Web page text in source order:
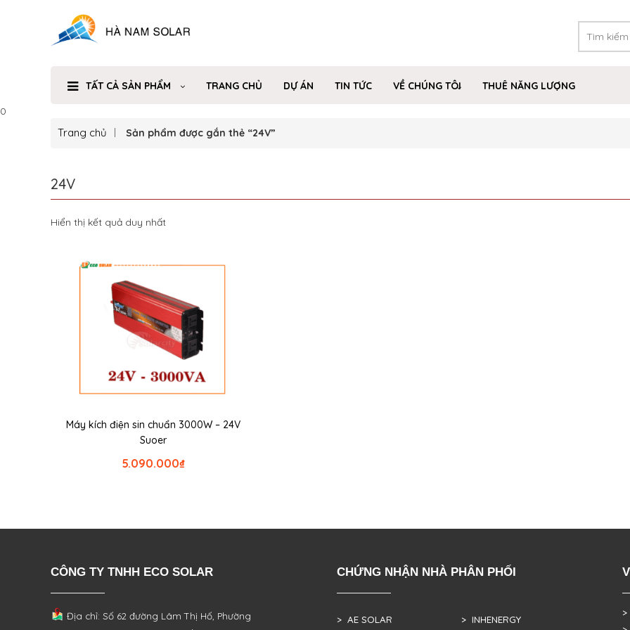
TẤT CẢ SẢN PHẨM TRANG CHỦ DỰ ÁN TIN TỨC VỀ CHÚNG TÔI
THUÊ NĂNG LƯỢNG
0
Trang chủ Sản phẩm được gắn thẻ “24V”
24V
Hiển thị kết quả duy nhất
Máy kích điện sin chuẩn 3000W – 24V
Suoer
₫
5.090.000
CÔNG TY TNHH ECO SOLAR
Địa chỉ: Số 62 đường Lâm Thị Hố, Phường
CHỨNG NHẬN NHÀ PHÂN PHỐI
> AE SOLAR > INHENERGY
>